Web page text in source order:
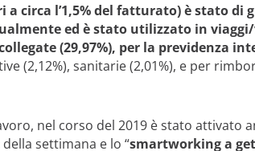
a circa l’1,5% del fatturato) è stato di
ed è stato utilizzato in viaggi/
(29,97%), per la previdenza
(2,12%), sanitarie (2,01%), e per
nel corso del 2019 è stato attivato
settimana e lo “smartworking a